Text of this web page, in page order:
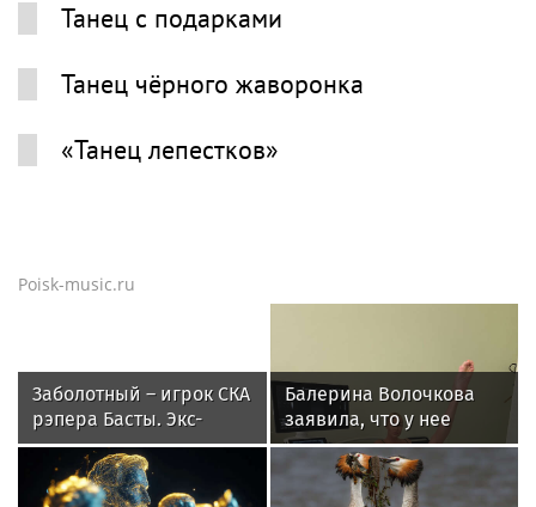
Танец с подарками
Танец чёрного жаворонка
«Танец лепестков»
Poisk-music.ru
Заболотный – игрок СКА
рэпера Басты. Экс-
форвард «Спартака»
будет получать 500
тысяч в месяц
Балерина Волочкова
заявила, что у нее
появилась гематома
после выхода на сцену